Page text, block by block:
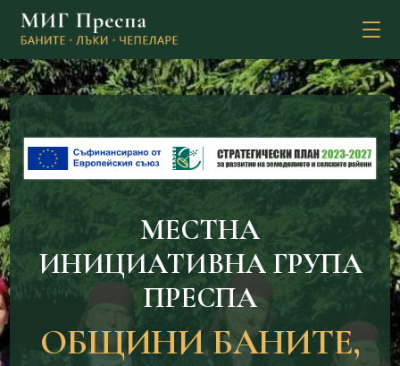
MЕСТНА
ИНИЦИАТИВНА ГРУПА
ПРЕСПА
ОБЩИНИ БАНИТЕ,